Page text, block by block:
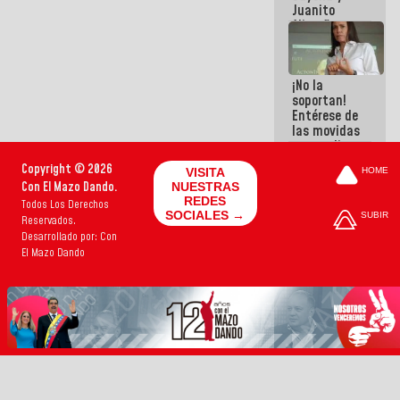
Juanito
Alimaña son
harina del
mismo
costal
¡No la
soportan!
Entérese de
las movidas
que realizan
cómplices
sacudírsela
Copyright © 2026
Con El Mazo Dando.
Todos Los Derechos
Reservados.
Desarrollado por: Con
El Mazo Dando
VISITA
NUESTRAS
REDES
SOCIALES →
HOME
SUBIR